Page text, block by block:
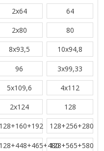
2x64 64
2x80 80
8x93,5 10x94,8
96 3x99,33
5x109,6 4x112
2x124 128
128+160+192 128+256+280
128+448+465+480128+565+580